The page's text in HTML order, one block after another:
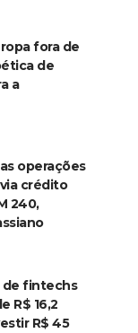
fora de
de
a
operações
crédito
240,
de fintechs
R$ 16,2
R$ 45